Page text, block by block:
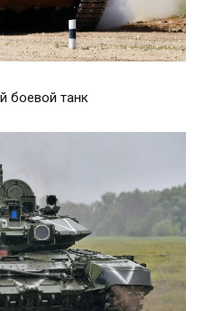
боевой танк